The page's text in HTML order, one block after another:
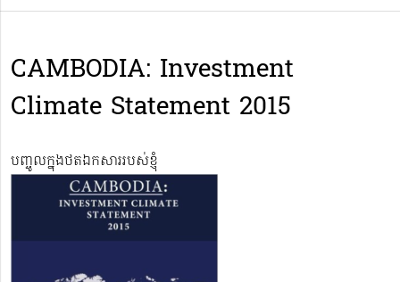
CAMBODIA: Investment
Climate Statement 2015
បញ្ចូលក្នុងថតឯកសាររបស់ខ្ញុំ